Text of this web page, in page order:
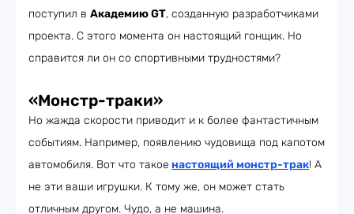
поступил в Академию GT, созданную разработчиками
проекта. С этого момента он настоящий гонщик. Но
справится ли он со спортивными трудностями?
«Монстр-траки»
Но жажда скорости приводит и к более фантастичным
событиям. Например, появлению чудовища под капотом
автомобиля. Вот что такое настоящий монстр-трак! А
не эти ваши игрушки. К тому же, он может стать
отличным другом. Чудо, а не машина.